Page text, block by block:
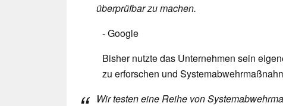
überprüfbar zu machen.
- Google
Bisher nutzte das Unternehmen sein
zu erforschen und
Wir testen eine Reihe von